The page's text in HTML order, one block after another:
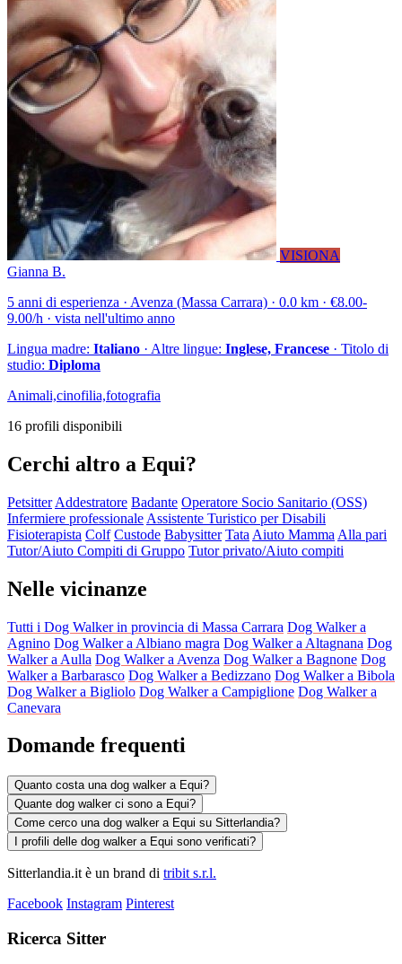
VISIONA
Gianna B.
5 anni di esperienza · Avenza (Massa Carrara) · 0.0 km · €8.00-
9.00/h · vista nell'ultimo anno
Lingua madre: Italiano · Altre lingue: Inglese, Francese · Titolo di
studio: Diploma
Animali,cinofilia,fotografia
16 profili disponibili
Cerchi altro a Equi?
Petsitter Addestratore Badante Operatore Socio Sanitario (OSS)
Infermiere professionale Assistente Turistico per Disabili
Fisioterapista Colf Custode Babysitter Tata Aiuto Mamma Alla pari
Tutor/Aiuto Compiti di Gruppo Tutor privato/Aiuto compiti
Nelle vicinanze
Tutti i Dog Walker in provincia di Massa Carrara Dog Walker a
Agnino Dog Walker a Albiano magra Dog Walker a Altagnana Dog
Walker a Aulla Dog Walker a Avenza Dog Walker a Bagnone Dog
Walker a Barbarasco Dog Walker a Bedizzano Dog Walker a Bibola
Dog Walker a Bigliolo Dog Walker a Campiglione Dog Walker a
Canevara
Domande frequenti
Quanto costa una dog walker a Equi?
Quante dog walker ci sono a Equi?
Come cerco una dog walker a Equi su Sitterlandia?
I profili delle dog walker a Equi sono verificati?
Sitterlandia.it è un brand di tribit s.r.l.
Facebook Instagram Pinterest
Ricerca Sitter